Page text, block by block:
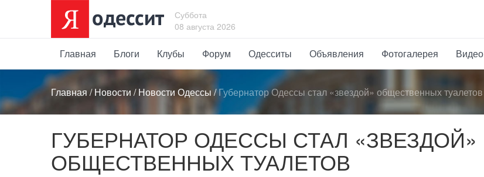
Суббота
08 августа 2026
Главная Блоги Клубы Форум Одесситы Объявления Фотогалерея Видео
Главная /Новости /Новости Одессы/Губернатор Одессы стал «звездой» общественных туалетов
ГУБЕРНАТОР ОДЕССЫ СТАЛ «ЗВЕЗДОЙ»
ОБЩЕСТВЕННЫХ ТУАЛЕТОВ